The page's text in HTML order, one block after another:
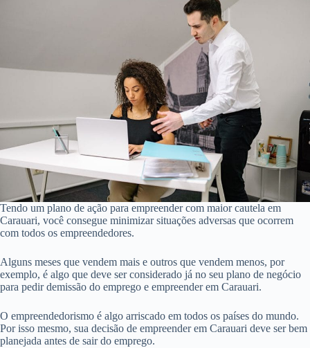
Tendo um plano de ação para empreender com maior cautela em
Carauari, você consegue minimizar situações adversas que ocorrem
com todos os empreendedores.
Alguns meses que vendem mais e outros que vendem menos, por
exemplo, é algo que deve ser considerado já no seu plano de negócio
para pedir demissão do emprego e empreender em Carauari.
O empreendedorismo é algo arriscado em todos os países do mundo.
Por isso mesmo, sua decisão de empreender em Carauari deve ser bem
planejada antes de sair do emprego.